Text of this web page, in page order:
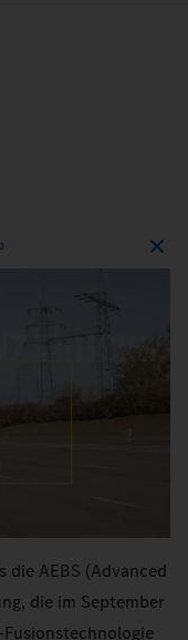
AEBS (Advanced
die im September